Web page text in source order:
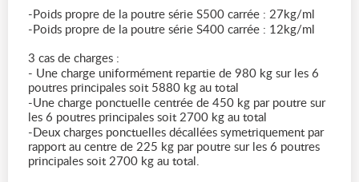
-Poids propre de la poutre série S500 carrée : 27kg/ml
-Poids propre de la poutre série S400 carrée : 12kg/ml
3 cas de charges :
- Une charge uniformément repartie de 980 kg sur les 6
poutres principales soit 5880 kg au total
-Une charge ponctuelle centrée de 450 kg par poutre sur
les 6 poutres principales soit 2700 kg au total
-Deux charges ponctuelles décallées symetriquement par
rapport au centre de 225 kg par poutre sur les 6 poutres
principales soit 2700 kg au total.